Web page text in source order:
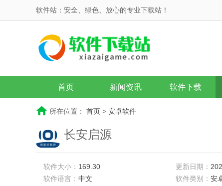
软件站：安全、绿色、放心的专业下载站！
首页 新闻资讯 软件下载
所在位置： 首页 > 安卓软件
长安启源
软件大小： 169.30 更新日期：
软件语言： 中文 软件类别： 安